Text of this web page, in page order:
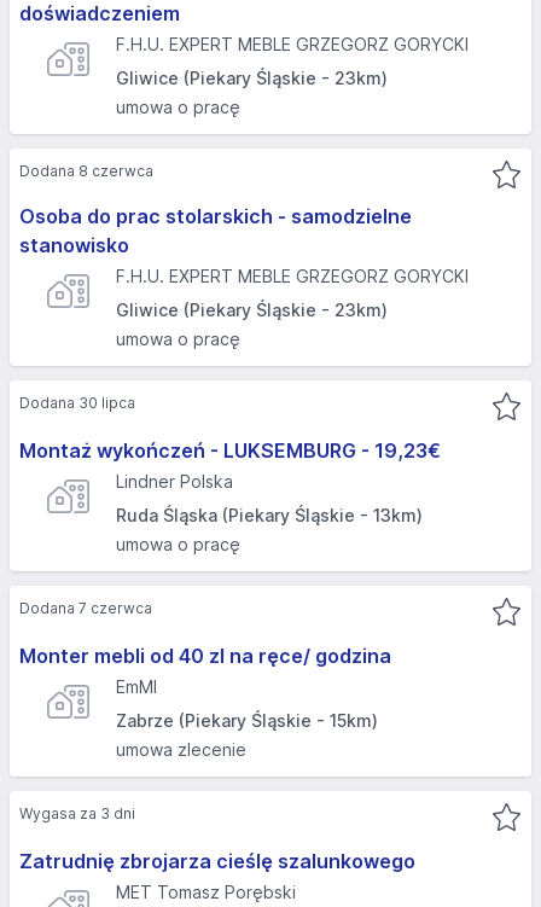
doświadczeniem
F.H.U. EXPERT MEBLE GRZEGORZ GORYCKI
Gliwice (Piekary Śląskie - 23km)
umowa o pracę
Osoba do prac stolarskich - samodzielne
stanowisko
F.H.U. EXPERT MEBLE GRZEGORZ GORYCKI
Gliwice (Piekary Śląskie - 23km)
umowa o pracę
Dodana 8 czerwca
Montaż wykończeń - LUKSEMBURG - 19,23€
Lindner Polska
Ruda Śląska (Piekary Śląskie - 13km)
umowa o pracę
Dodana 30 lipca
Monter mebli od 40 zl na ręce/ godzina
EmMI
Zabrze (Piekary Śląskie - 15km)
umowa zlecenie
Dodana 7 czerwca
Zatrudnię zbrojarza cieślę szalunkowego
MET Tomasz Porębski
Wygasa za 3 dni